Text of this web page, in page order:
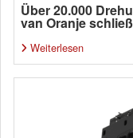
Über 20.000
van Oranje
Weiterlesen